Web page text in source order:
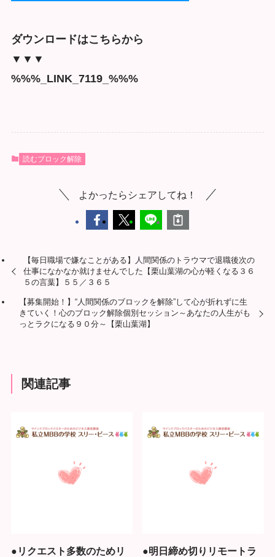
ダウンロードはこちらから
▼▼▼
%%%_LINK_7119_%%%
読むブロック解除
よかったらシェアしてね！
【毎日職場で嫌なことがある】人間関係のトラウマで退職後次の
仕事になかなか就けませんでした【栗山葉湖の心が軽くなる３６
５の言葉】５５／３６５
【募集開始！】“人間関係のブロックを解除”して心が折れずに生
きていく！心のブロック解除個別セッション～あなたの人生がも
っとラクになる９０分～【栗山葉湖】
関連記事
●リクエスト多数のためリ
●明日締め切りリモートラ